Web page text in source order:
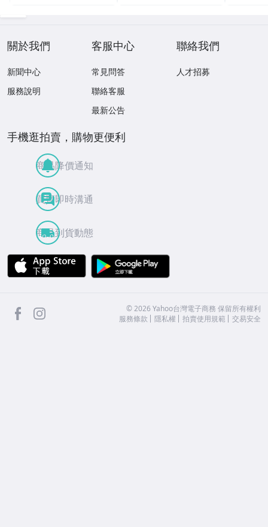
關於我們
新聞中心
服務說明
客服中心
常見問答
聯絡客服
最新公告
聯絡我們
人才招募
手機逛拍賣，購物更便利
商品降價通知
買賣即時溝通
商品到貨動態
APP Store
facebook ©2026 Yahoo台灣電子商務 保留所有權利
服務條款
隱私權 拍賣使用規範 交易安全